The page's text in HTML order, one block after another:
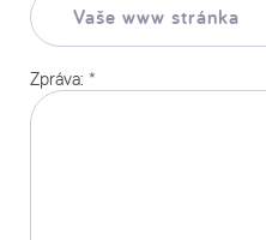
www
stránka:
Zpráva: *